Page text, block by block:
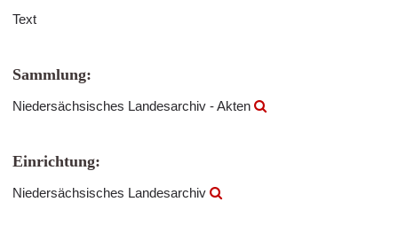
Text
Sammlung:
Niedersächsisches Landesarchiv - Akten
Einrichtung:
Niedersächsisches Landesarchiv